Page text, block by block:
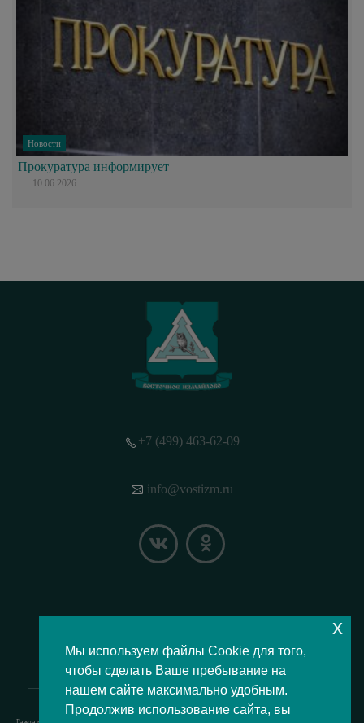
Новости
Прокуратура информирует
10.06.2026
+7 (499) 463-62-09
info@vostizm.ru
Газета муниципального округа Восточное Измайлово.
Мы используем файлы Cookie для того,
чтобы сделать Ваше пребывание на
нашем сайте максимально удобным.
Продолжив использование сайта, вы
x